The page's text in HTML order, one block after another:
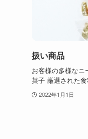
扱い商品
お客様の多様な
菓子 厳選された
2022年1月1日